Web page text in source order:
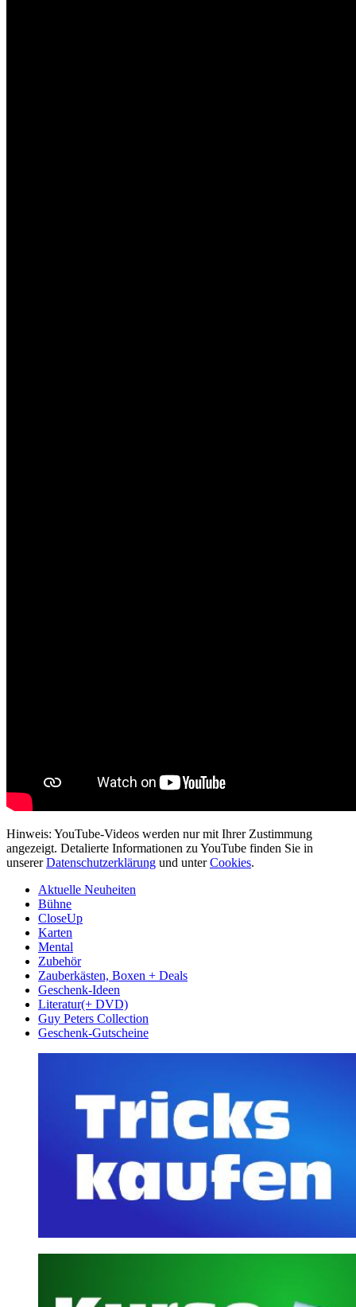
Hinweis: YouTube-Videos werden nur mit Ihrer Zustimmung
angezeigt. Detalierte Informationen zu YouTube finden Sie in
unsererDatenschutzerklärung und unterCookies.
Aktuelle Neuheiten
Bühne
CloseUp
Karten
Mental
Zubehör
Zauberkästen, Boxen + Deals
Geschenk-Ideen
Literatur(+ DVD)
Guy Peters Collection
Geschenk-Gutscheine